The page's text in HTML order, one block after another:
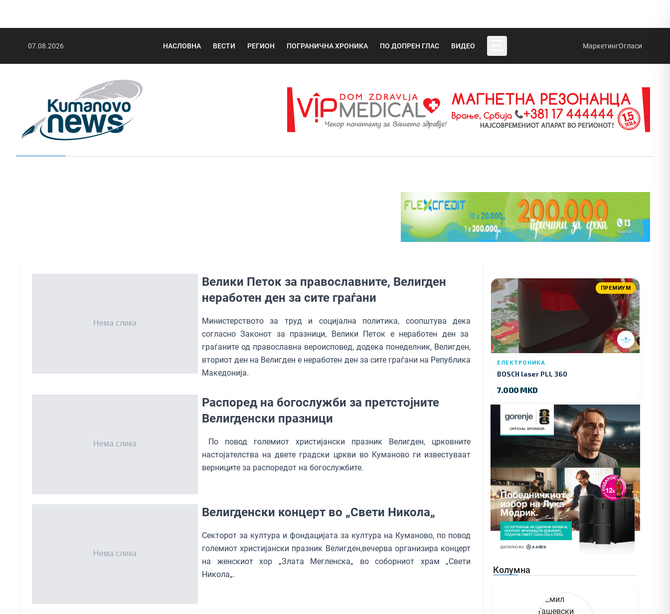
07.08.2026 НАСЛОВНА ВЕСТИ РЕГИОН ПОГРАНИЧНА ХРОНИКА ПО ДОПРЕН ГЛАС ВИДЕО МаркетингОгласи
Велики Петок за православните, Велигден
нерaботен ден за сите граѓани
Министерството за труд и социјална политика, соопштува дека
согласно Законот за празници, Велики Петок е неработен ден за
граѓаните од православна вероисповед, додека понеделник, Велигден,
вториот ден на Велигден е неработен ден за сите граѓани на Република
Македонија.
Распоред на богослужби за претстојните
Велигденски празници
По повод големиот христијански празник Велигден, црковните
настојателства на двете градски цркви во Kуманово ги известуваат
верниците за распоредот на богослужбите.
Велигденски концерт во „Свети Никола„
Секторот за култура и фондацијата за култура на Куманово, по повод
големиот христијански празник Велигден,вечерва организира концерт
на женскиот хор „Злата Мегленска„ во соборниот храм „Свети
Никола„.
ПРЕМИУМ
ЕЛЕКТРОНИКА
BOSCH laser PLL 360
7.000 MKD
Колумна